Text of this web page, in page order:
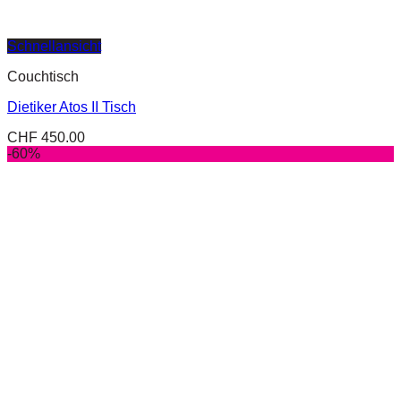
Schnellansicht
Couchtisch
Dietiker Atos II Tisch
CHF 450.00
-60%